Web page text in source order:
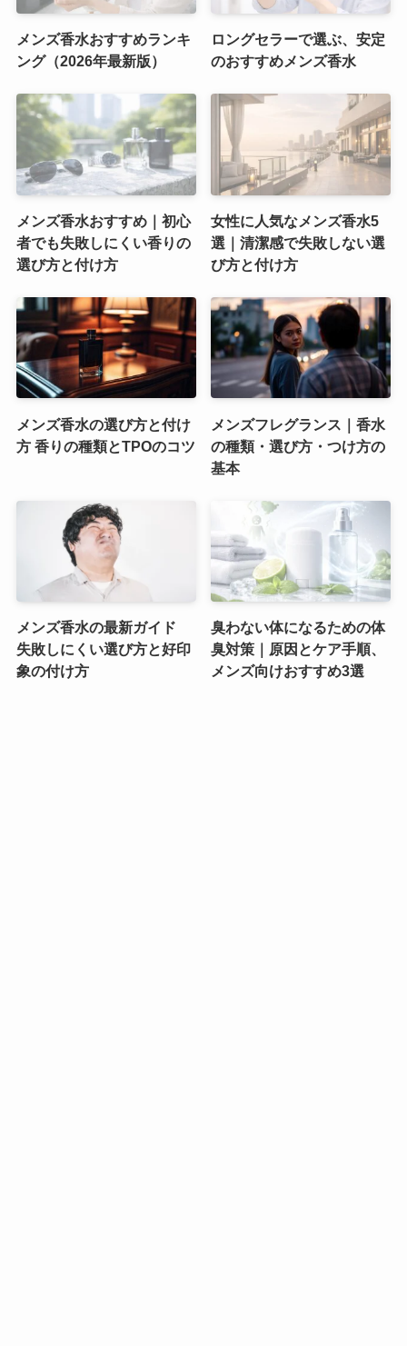
メンズ香水おすすめランキ
ング（2026年最新版）
ロングセラーで選ぶ、安定
のおすすめメンズ香水
メンズ香水おすすめ｜初心
者でも失敗しにくい香りの
選び方と付け方
女性に人気なメンズ香水5
選｜清潔感で失敗しない選
び方と付け方
メンズ香水の選び方と付け
方 香りの種類とTPOのコツ
メンズフレグランス｜香水
の種類・選び方・つけ方の
基本
メンズ香水の最新ガイド
失敗しにくい選び方と好印
象の付け方
臭わない体になるための体
臭対策｜原因とケア手順、
メンズ向けおすすめ3選